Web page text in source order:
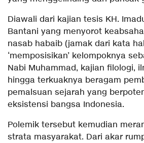
Diawali dari kajian tesis KH.
Bantani yang menyorot
nasab habaib (jamak dari kata
‘memposisikan’ kelompoknya
Nabi Muhammad, kajian filologi,
hingga terkuaknya beragam
pemalsuan sejarah yang
eksistensi bangsa Indonesia.
Polemik tersebut kemudian
strata masyarakat. Dari akar